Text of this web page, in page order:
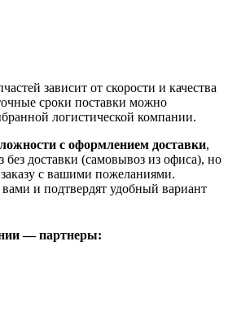
зависит от скорости и качества
сроки поставки можно
логистической компании.
с оформлением доставки,
без доставки (самовывоз из офиса), но
с вашими пожеланиями.
и подтвердят удобный вариант
— партнеры: